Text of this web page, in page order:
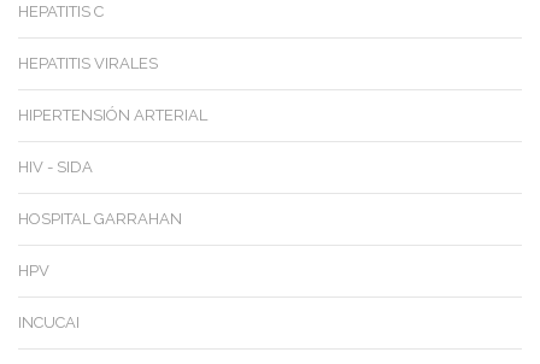
HEPATITIS C
HEPATITIS VIRALES
HIPERTENSIÓN ARTERIAL
HIV - SIDA
HOSPITAL GARRAHAN
HPV
INCUCAI